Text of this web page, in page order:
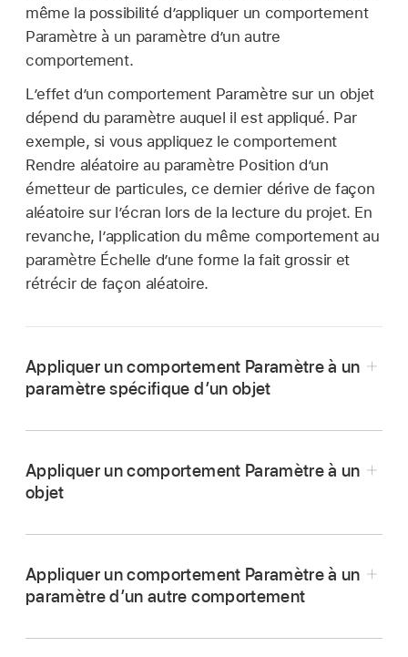
même la possibilité d’appliquer un comportement
Paramètre à un paramètre d’un autre
comportement.
L’effet d’un comportement Paramètre sur un objet
dépend du paramètre auquel il est appliqué. Par
exemple, si vous appliquez le comportement
Rendre aléatoire au paramètre Position d’un
émetteur de particules, ce dernier dérive de façon
aléatoire sur l’écran lors de la lecture du projet. En
revanche, l’application du même comportement au
paramètre Échelle d’une forme la fait grossir et
rétrécir de façon aléatoire.
Appliquer un comportement Paramètre à un
paramètre spécifique d’un objet
Paramètre.
paramètre tout en maintenant la touche
Contrôle enfoncée, choisissez « Ajouter un
Appliquer un comportement Paramètre à un
objet
Dans Motion, effectuez l’une des opérations
Appliquer un comportement Paramètre à un
paramètre d’un autre comportement